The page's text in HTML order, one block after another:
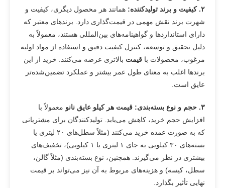
۲.کیفیت و برند تولیدکننده: همانند هر محصول دیگری، کیفیت و
شهرت برند نقش مهمی در قیمت‌گذاری دارد. برندهای معتبر که
دارای استانداردها و گواهینامه‌های بین‌المللی هستند، معمولاً به
دلیل تحقیق و توسعه، کنترل کیفیت دقیق و استفاده از مواد اولیه
مرغوب، محصولات با قیمت بالاتری عرضه می‌کنند. خرید از این
برندها اغلب به معنای طول عمر بیشتر و عملکرد تضمین‌شده‌تر
عایق است.
۳. حجم و نوع بسته‌بندی: قیمت هر کیلو عایق نانو معمولاً با
افزایش حجم خرید، کاهش می‌یابد. تولیدکنندگان برای مشتریانی
که به صورت عمده خرید می‌کنند (مثلاً سطل‌های ۲۰ لیتری یا
بسته‌های ۳۰ کیلویی به جای ۱ لیتری یا ۱ کیلویی)، تخفیف‌های
بیشتری در نظر می‌گیرند. همچنین، نوع بسته‌بندی (مثلاً گالن،
سطل، کیسه) و هزینه‌های مربوط به آن نیز می‌تواند بر قیمت
نهایی تأثیر بگذارد.